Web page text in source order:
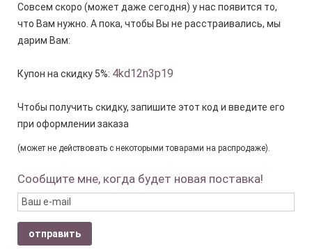
Совсем скоро (может даже сегодня) у нас появится то,
что Вам нужно. А пока, чтобы Вы не расстраивались, мы
дарим Вам:
Купон на скидку 5%: 4kd12n3p19
Чтобы получить скидку, запишите этот код и введите его
при оформлении заказа
(может не действовать с некоторыми товарами на распродаже).
Сообщите мне, когда будет новая поставка!
отправить